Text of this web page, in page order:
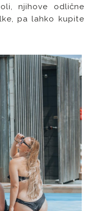
njihove odlične
pa lahko kupite